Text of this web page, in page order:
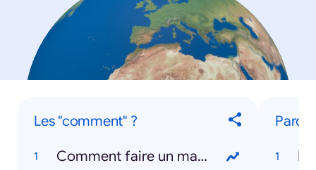
Les "comment" ?
Comment faire un masque ?